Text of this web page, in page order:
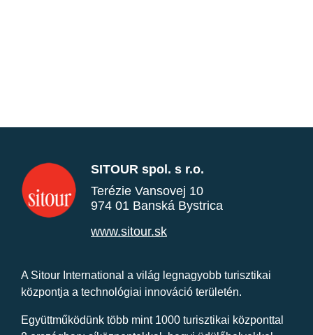
SITOUR spol. s r.o.
Terézie Vansovej 10
974 01 Banská Bystrica
www.sitour.sk
A Sitour International a világ legnagyobb turisztikai
központja a technológiai innováció területén.
Együttműködünk több mint 1000 turisztikai központtal